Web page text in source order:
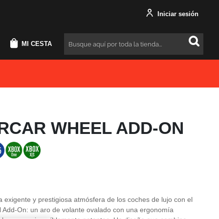
Iniciar sesión
MI CESTA Buscar
WHEEL ADD-ON
exigente y prestigiosa atmósfera de los coches de lujo con el
Add-On: un aro de volante ovalado con una ergonomía